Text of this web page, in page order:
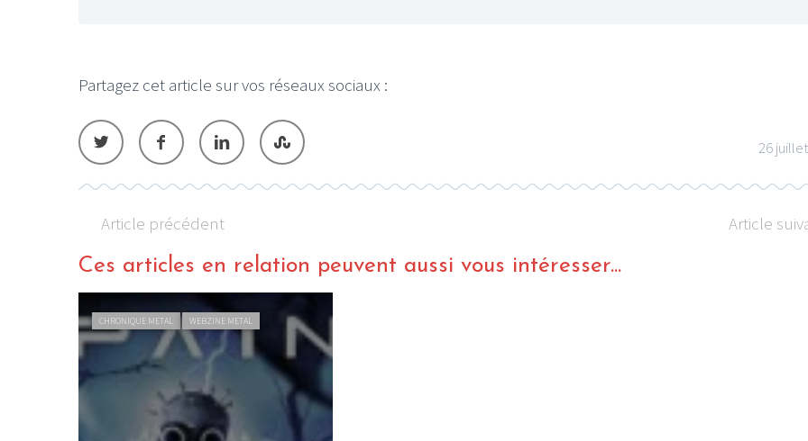
Partagez cet article sur vos réseaux sociaux :
26
Article précédent Article
Ces articles en relation peuvent aussi vous intéresser...
WEBZINE METAL